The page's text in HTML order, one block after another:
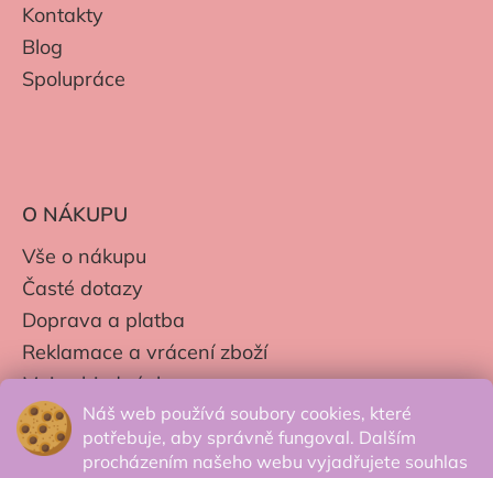
Náš web používá soubory cookies, které
potřebuje, aby správně fungoval. Dalším
procházením našeho webu vyjadřujete souhlas
Kontakty
Blog
Spolupráce
O NÁKUPU
Vše o nákupu
Časté dotazy
Doprava a platba
Reklamace a vrácení zboží
Moje objednávky
Obchodní podmínky
Zpracování os. údajů